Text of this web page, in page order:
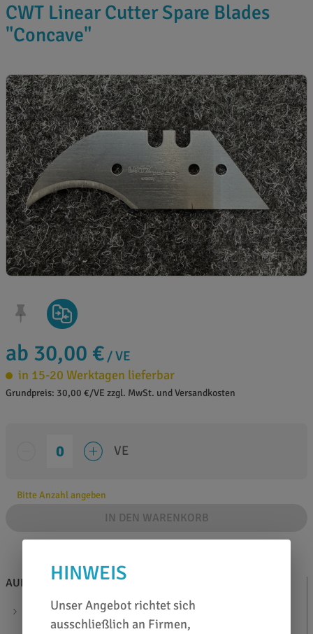
CWT Linear Cutter Spare Blades
"Concave"
ab 30,00 € / VE
in 15-20 Werktagen lieferbar
Grundpreis: 30,00 €/VE zzgl. MwSt. und Versandkosten
VE
Bitte Anzahl angeben
IN DEN WARENKORB
AUF EINEN BLICK
VE = 10 Klingen KATALOG
HINWEIS
Unser Angebot richtet sich
ausschließlich an Firmen,